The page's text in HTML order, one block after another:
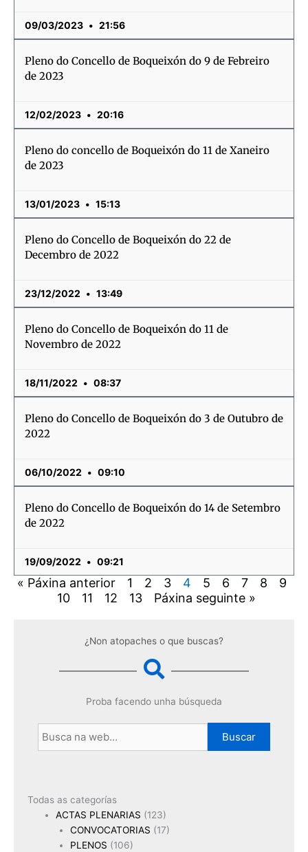
09/03/2023 21:56
Pleno do Concello de Boqueixón do 9 de Febreiro
de 2023
12/02/2023 20:16
Pleno do concello de Boqueixón do 11 de Xaneiro
de 2023
13/01/2023 15:13
Pleno do Concello de Boqueixón do 22 de
Decembro de 2022
23/12/2022 13:49
Pleno do Concello de Boqueixón do 11 de
Novembro de 2022
18/11/2022 08:37
Pleno do Concello de Boqueixón do 3 de Outubro de
2022
06/10/2022 09:10
Pleno do Concello de Boqueixón do 14 de Setembro
de 2022
19/09/2022 09:21
« Páxina anterior 1 2 3 4 5 6 7 8 9
10 11 12 13 Páxina seguinte »
¿Non atopaches o que buscas?
Proba facendo unha búsqueda
Buscar
Todas as categorías
ACTAS PLENARIAS (123)
CONVOCATORIAS (17)
PLENOS (106)